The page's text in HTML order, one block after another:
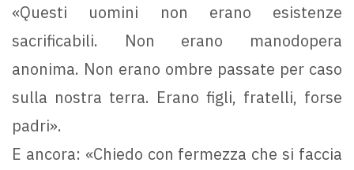
«Questi uomini non erano esistenze
sacrificabili. Non erano manodopera
anonima. Non erano ombre passate per caso
sulla nostra terra. Erano figli, fratelli, forse
padri».
E ancora: «Chiedo con fermezza che si faccia